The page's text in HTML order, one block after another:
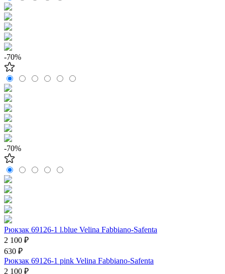
-70%
-70%
Рюкзак 69126-1 l.blue Velina Fabbiano-Safenta
2 100 ₽
630 ₽
Рюкзак 69126-1 pink Velina Fabbiano-Safenta
2 100 ₽